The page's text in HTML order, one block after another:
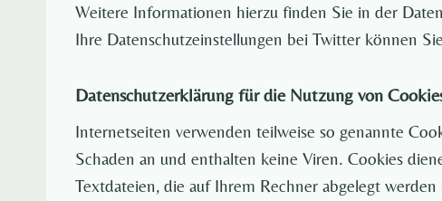
Weitere Informationen hierzu finden Sie in der
Ihre Datenschutzeinstellungen bei Twitter können
Datenschutzerklärung für die Nutzung von
Internetseiten verwenden teilweise so genannte
Schaden an und enthalten keine Viren. Cookies
Textdateien, die auf Ihrem Rechner abgelegt